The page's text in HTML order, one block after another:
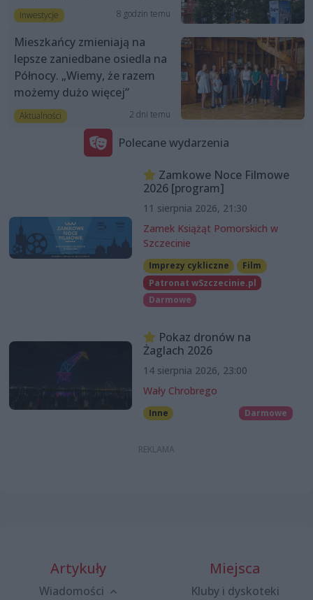
Inwestycje 8 godzin temu
Mieszkańcy zmieniają na
lepsze zaniedbane osiedla na
Północy. „Wiemy, że razem
możemy dużo więcej”
Aktualności 2 dni temu
Polecane wydarzenia
Zamkowe Noce Filmowe
2026 [program]
11 sierpnia 2026, 21:30
Zamek Książąt Pomorskich w
Szczecinie
Imprezy cykliczne
Film
Patronat wSzczecinie.pl
Darmowe
Pokaz dronów na
Żaglach 2026
14 sierpnia 2026, 23:00
Wały Chrobrego
Inne Darmowe
Artykuły
Wiadomości
Miejsca
Kluby i dyskoteki